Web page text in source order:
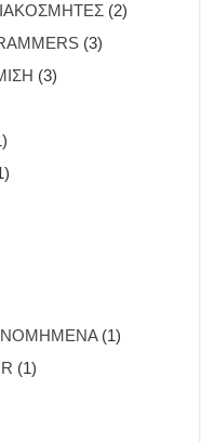
(2)
(3)
(3)
(1)
(1)